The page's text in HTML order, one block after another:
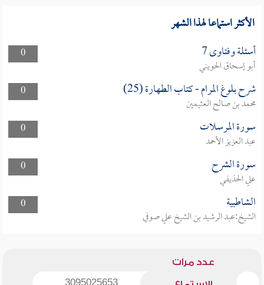
الأكثر استماعا لهذا الشهر
0 أسئلة وفتاوى 7
أبو إسحاق الحويني
0
شرح بلوغ المرام - كتاب الطهارة (25)
محمد بن صالح العثيمين
0
سورة المرسلات
عبد العزيز الأحمد
0
سورة الشرح
علي الحذيفي
0
الشاطبية
الشيخ:عبد الرشيد بن الشيخ علي صوفي
عدد مرات